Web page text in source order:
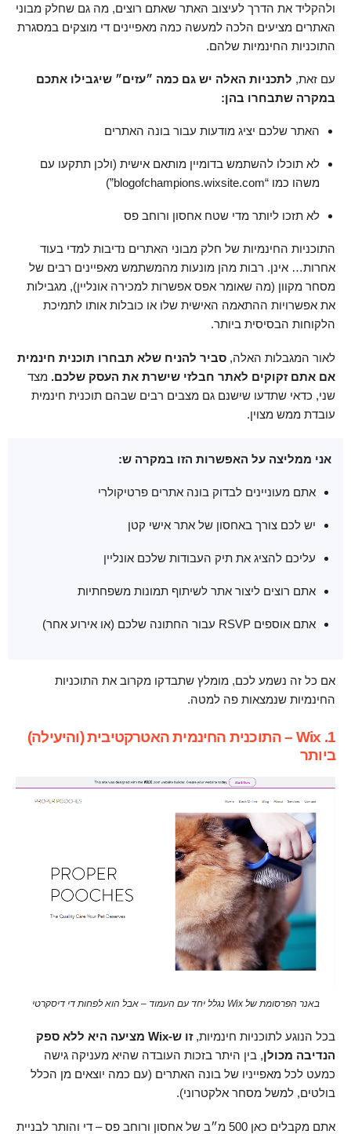
ולהקליד את הדרך לעיצוב האתר שאתם רוצים, מה גם שחלק מבוני
האתרים מציעים הלכה למעשה כמה מאפיינים די מוצקים במסגרת
התוכניות החינמיות שלהם.
עם זאת, לתכניות האלה יש גם כמה ״עזים״ שיגבילו אתכם
במקרה שתבחרו בהן:
האתר שלכם יציג מודעות עבור בונה האתרים
לא תוכלו להשתמש בדומיין מותאם אישית (ולכן תתקעו עם
משהו כמו “blogofchampions.wixsite.com”)
לא תזכו ליותר מדי שטח אחסון ורוחב פס
התוכניות החינמיות של חלק מבוני האתרים נדיבות למדי בעוד
אחרות… אינן. רבות מהן מונעות מהמשתמש מאפיינים רבים של
מסחר מקוון (מה שאומר אפס אפשרות למכירה אונליין), מגבילות
את אפשרויות ההתאמה האישית שלו או כובלות אותו לתמיכת
הלקוחות הבסיסית ביותר.
לאור המגבלות האלה, סביר להניח שלא תבחרו תוכנית חינמית
אם אתם זקוקים לאתר חבלזי שישרת את העסק שלכם. מצד
שני, כדאי שתדעו שישנם גם מצבים רבים שבהם תוכנית חינמית
עובדת ממש מצוין.
אני ממליצה על האפשרות הזו במקרה ש:
אתם מעוניינים לבדוק בונה אתרים פרטיקולרי
יש לכם צורך באחסון של אתר אישי קטן
עליכם להציג את תיק העבודות שלכם אונליין
אתם רוצים ליצור אתר לשיתוף תמונות משפחתיות
אתם אוספים RSVP עבור החתונה שלכם (או אירוע אחר)
אם כל זה נשמע לכם, מומלץ שתבדקו מקרוב את התוכניות
החינמיות שנמצאות פה למטה.
1. Wix – התוכנית החינמית האטרקטיבית (והיעילה)
ביותר
באנר הפרסומת של Wix נגלל יחד עם העמוד – אבל הוא לפחות די דיסקרטי
בכל הנוגע לתוכניות חינמיות,
זו ש-Wix מציעה היא ללא ספק
הנדיבה מכולן, בין היתר בזכות העובדה שהיא מעניקה גישה
כמעט לכל מאפייניו של בונה האתרים (עם כמה יוצאים מן הכלל
בולטים, למשל מסחר אלקטרוני).
אתם מקבלים כאן 500 מ״ב של אחסון ורוחב פס – די והותר לבניית